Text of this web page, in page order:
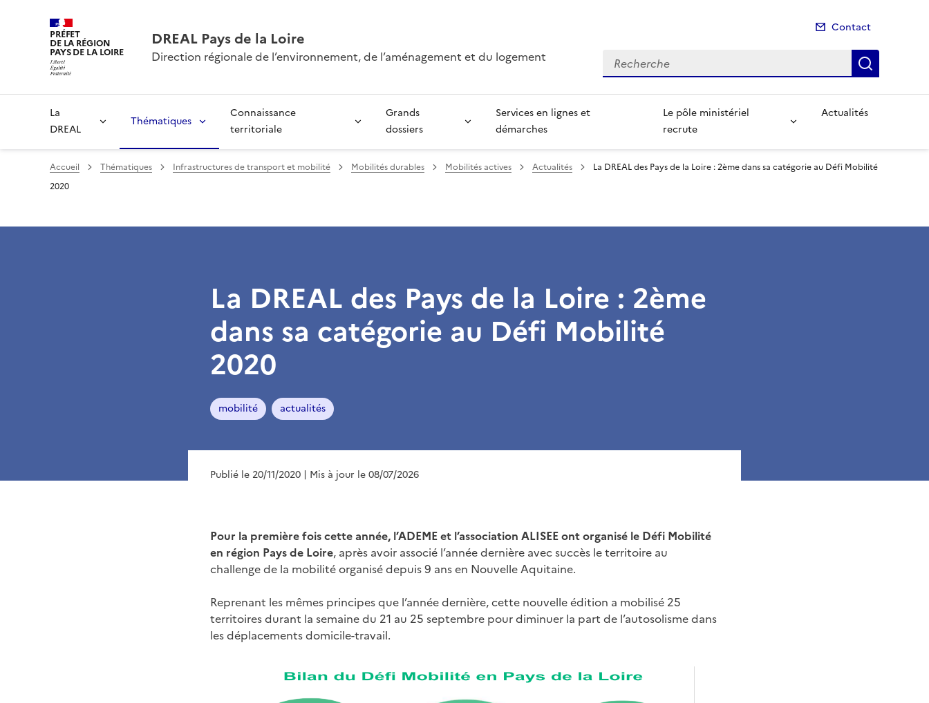
PRÉFET
DE LA RÉGION
PAYS DE LA LOIRE
DREAL Pays de la Loire
Direction régionale de l’environnement, de l’aménagement et du logement
Contact
Recherche
La
DREAL
Thématiques
Connaissance
territoriale
Grands
dossiers
Services en lignes et
démarches
Le pôle ministériel
recrute
Actualités
Accueil Thématiques Infrastructures de transport et mobilité Mobilités durables Mobilités actives Actualités
La DREAL des Pays de la Loire : 2ème dans sa catégorie au Défi Mobilité
2020
La DREAL des Pays de la Loire : 2ème
dans sa catégorie au Défi Mobilité
2020
mobilité actualités
Publié le 20/11/2020 | Mis à jour le 08/07/2026
Pour la première fois cette année, l’ADEME et l’association ALISEE ont organisé le Défi Mobilité
en région Pays de Loire, après avoir associé l’année dernière avec succès le territoire au
challenge de la mobilité organisé depuis 9 ans en Nouvelle Aquitaine.
Reprenant les mêmes principes que l’année dernière, cette nouvelle édition a mobilisé 25
territoires durant la semaine du 21 au 25 septembre pour diminuer la part de l’autosolisme dans
les déplacements domicile-travail.